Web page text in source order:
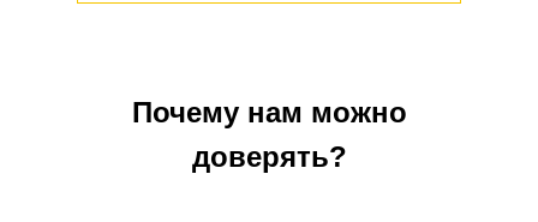
Почему нам можно
доверять?